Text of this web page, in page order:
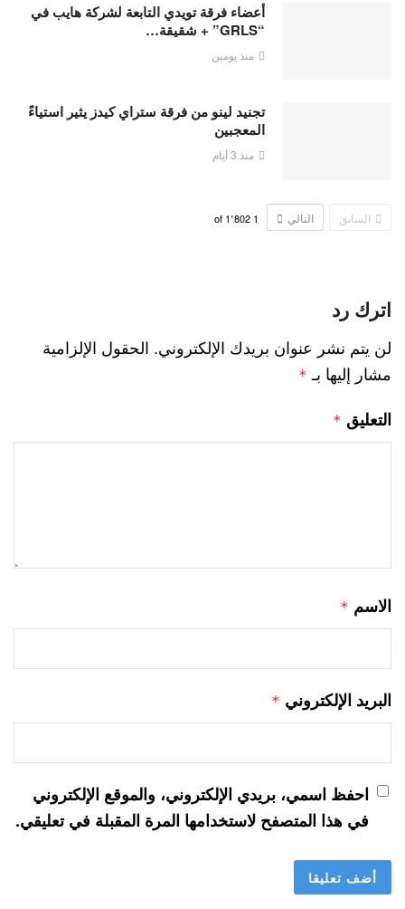
أعضاء فرقة تويدي التابعة لشركة هايب في
“GRLS” + شقيقة…
منذ يومين
تجنيد لينو من فرقة ستراي كيدز يثير استياءً
المعجبين
منذ 3 أيام
السابق التالي 1 1٬802
اترك رد
لن يتم نشر عنوان بريدك الإلكتروني. الحقول الإلزامية
مشار إليها بـ *
التعليق *
الاسم *
البريد الإلكتروني *
احفظ اسمي، بريدي الإلكتروني، والموقع الإلكتروني
في هذا المتصفح لاستخدامها المرة المقبلة في تعليقي.